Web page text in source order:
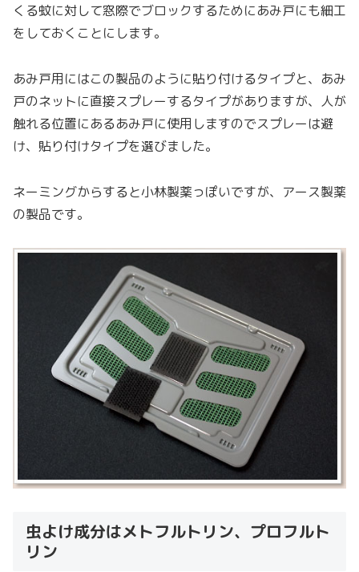
くる蚊に対して窓際でブロックするためにあみ戸にも細工
をしておくことにします。
あみ戸用にはこの製品のように貼り付けるタイプと、あみ
戸のネットに直接スプレーするタイプがありますが、人が
触れる位置にあるあみ戸に使用しますのでスプレーは避
け、貼り付けタイプを選びました。
ネーミングからすると小林製薬っぽいですが、アース製薬
の製品です。
虫よけ成分はメトフルトリン、プロフルト
リン